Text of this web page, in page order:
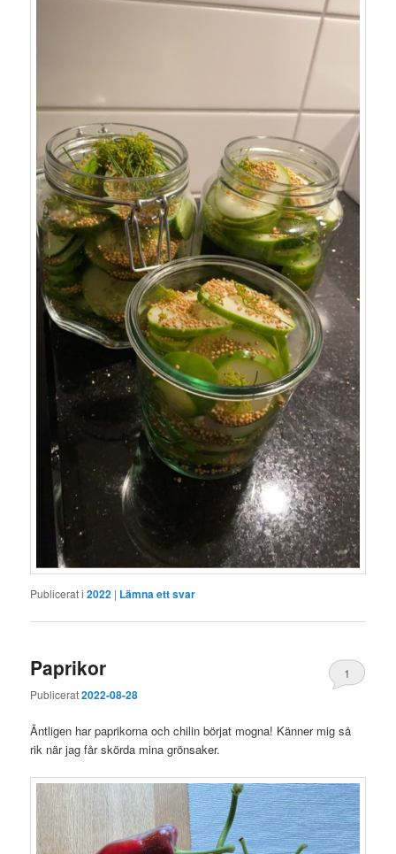
Publicerat i 2022 | Lämna ett svar
Paprikor
Publicerat2022-08-28
1
Äntligen har paprikorna och chilin börjat mogna! Känner mig så
rik när jag får skörda mina grönsaker.